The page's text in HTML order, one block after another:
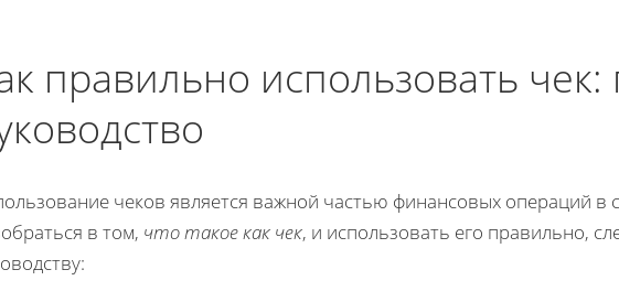
правильно использовать
чеков является важной частью финансовых операций
в том, что такое как чек, и использовать его правильно,